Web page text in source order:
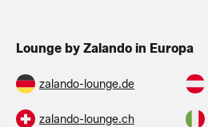
Lounge by Zalando in Europa
zalando-lounge.de
zalando-lounge.ch